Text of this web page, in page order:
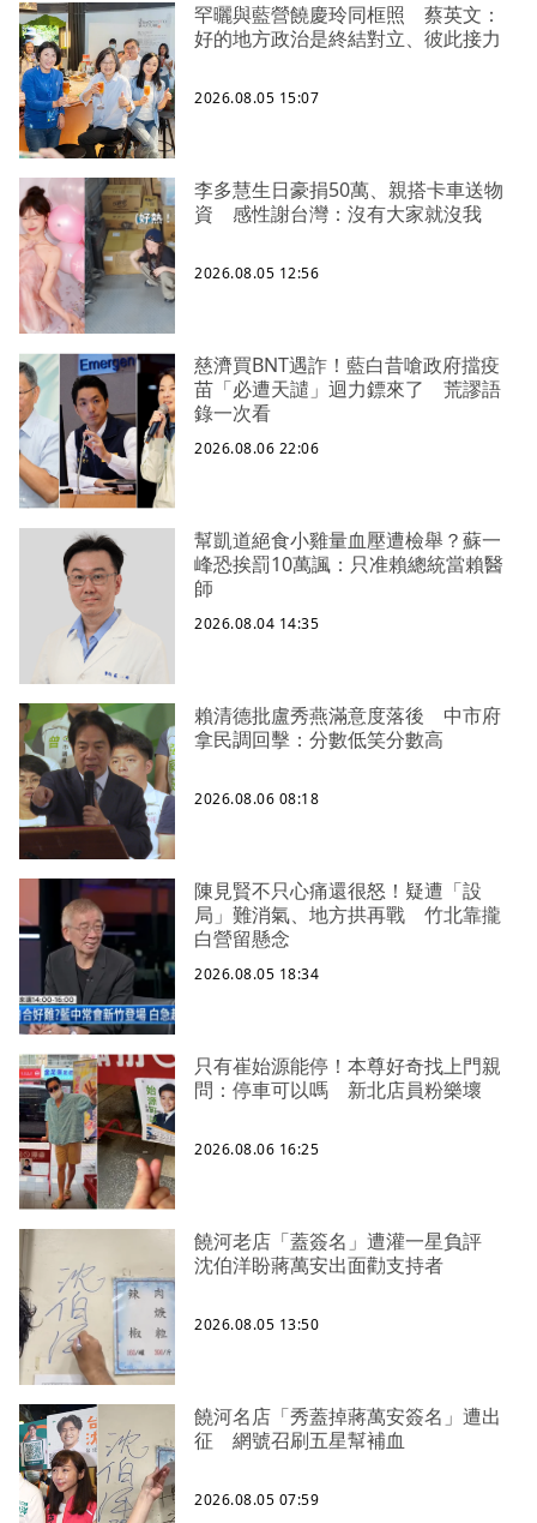
罕曬與藍營饒慶玲同框照 蔡英文：
好的地方政治是終結對立、彼此接力
2026.08.05 15:07
李多慧生日豪捐50萬、親搭卡車送物
資 感性謝台灣：沒有大家就沒我
2026.08.05 12:56
慈濟買BNT遇詐！藍白昔嗆政府擋疫
苗「必遭天譴」迴力鏢來了 荒謬語
錄一次看
2026.08.06 22:06
幫凱道絕食小雞量血壓遭檢舉？蘇一
峰恐挨罰10萬諷：只准賴總統當賴醫
師
2026.08.04 14:35
賴清德批盧秀燕滿意度落後 中市府
拿民調回擊：分數低笑分數高
2026.08.06 08:18
陳見賢不只心痛還很怒！疑遭「設
局」難消氣、地方拱再戰 竹北靠攏
白營留懸念
2026.08.05 18:34
只有崔始源能停！本尊好奇找上門親
問：停車可以嗎 新北店員粉樂壞
2026.08.06 16:25
饒河老店「蓋簽名」遭灌一星負評
沈伯洋盼蔣萬安出面勸支持者
2026.08.05 13:50
饒河名店「秀蓋掉蔣萬安簽名」遭出
征 網號召刷五星幫補血
2026.08.05 07:59